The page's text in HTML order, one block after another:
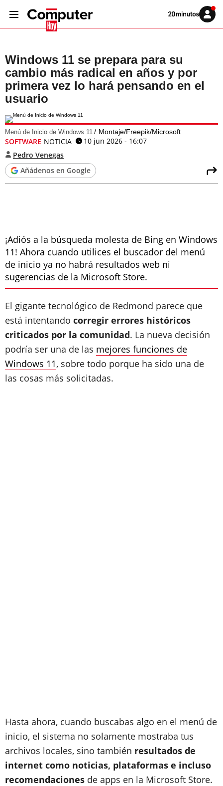
Volver
Iniciar
sesión
Windows 11 se prepara para su
cambio más radical en años y por
primera vez lo hará pensando en el
usuario
Menú de Inicio de Windows 11 Montaje/Freepik/Microsoft
SOFTWARE NOTICIA
10 jun 2026 - 16:07
Pedro Venegas
Añádenos en Google
¡Adiós a la búsqueda molesta de Bing en Windows
11! Ahora cuando utilices el buscador del menú
de inicio ya no habrá resultados web ni
sugerencias de la Microsoft Store.
El gigante tecnológico de Redmond parece que
está intentando corregir errores históricos
criticados por la comunidad. La nueva decisión
podría ser una de las mejores funciones de
Windows 11, sobre todo porque ha sido una de
las cosas más solicitadas.
Hasta ahora, cuando buscabas algo en el menú de
inicio, el sistema no solamente mostraba tus
archivos locales, sino también resultados de
internet como noticias, plataformas e incluso
recomendaciones de apps en la Microsoft Store.